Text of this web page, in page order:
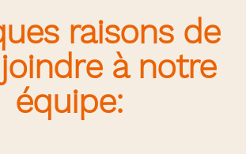
raisons de
à notre
équipe: